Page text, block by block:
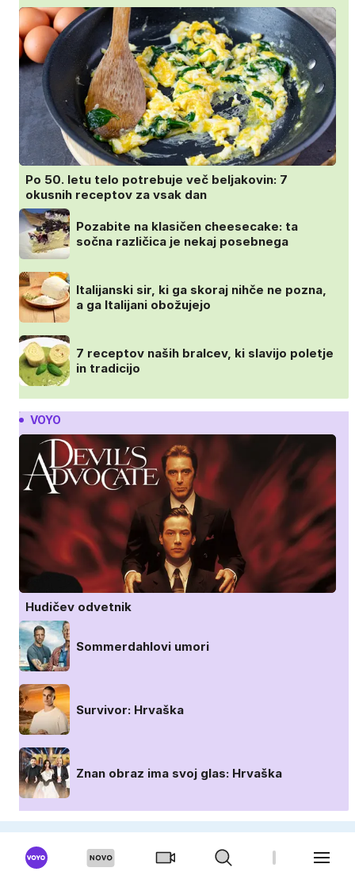
Po 50. letu telo potrebuje več beljakovin: 7
okusnih receptov za vsak dan
Pozabite na klasičen cheesecake: ta
sočna različica je nekaj posebnega
Italijanski sir, ki ga skoraj nihče ne pozna,
a ga Italijani obožujejo
7 receptov naših bralcev, ki slavijo poletje
in tradicijo
VOYO
Hudičev odvetnik
Sommerdahlovi umori
Survivor: Hrvaška
Znan obraz ima svoj glas: Hrvaška